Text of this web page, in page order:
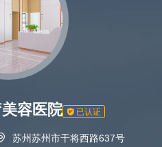
容医院  已认证
苏州苏州市干将西路637号